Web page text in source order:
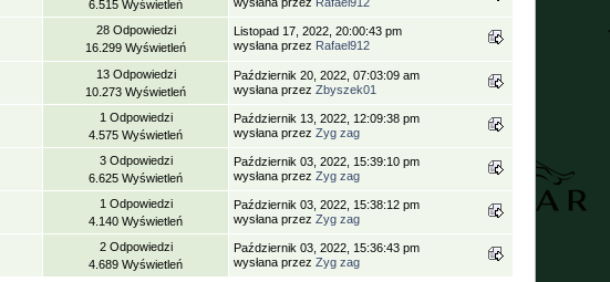
6.515 Wyświetleń
28 Odpowiedzi
16.299 Wyświetleń
Listopad 17, 2022, 20:00:43 pm
wysłana przez Rafael912
13 Odpowiedzi
10.273 Wyświetleń
Październik 20, 2022, 07:03:09 am
wysłana przezZbyszek01
1 Odpowiedzi
4.575 Wyświetleń
Październik 13, 2022, 12:09:38 pm
wysłana przezZyg zag
3 Odpowiedzi
6.625 Wyświetleń
Październik 03, 2022, 15:39:10 pm
wysłana przezZyg zag
1 Odpowiedzi
4.140 Wyświetleń
Październik 03, 2022, 15:38:12 pm
wysłana przezZyg zag
2 Odpowiedzi
4.689 Wyświetleń
Październik 03, 2022, 15:36:43 pm
wysłana przezZyg zag